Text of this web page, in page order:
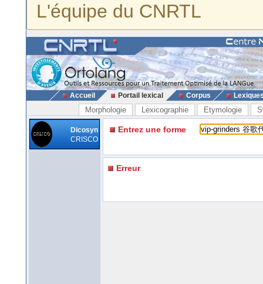
L'équipe du CNRTL
Accueil Portail lexical Corpus
Morphologie Lexicographie Etymologie
Dicosyn
CRISCO
Entrez une forme
Erreur